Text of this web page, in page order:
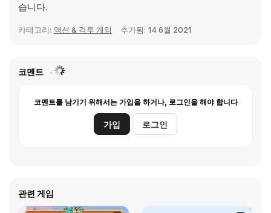
습니다.
카테고리: 액션 & 격투 게임 추가됨: 14 6월 2021
코멘트
코멘트를 남기기 위해서는 가입을 하거나, 로그인을 해야 합니다
가입 로그인
관련 게임